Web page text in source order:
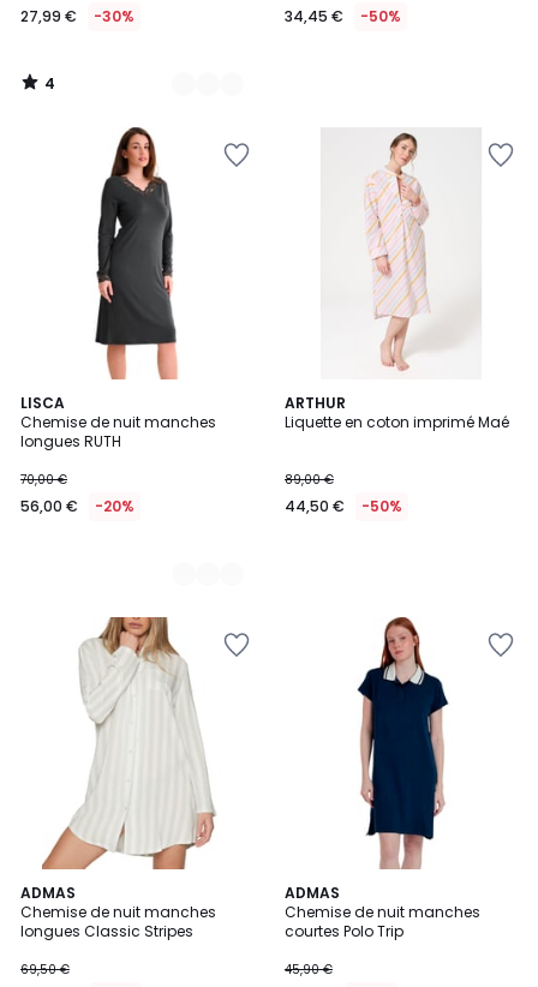
27,99 € -30%
4
/
34,45 € -50%
LISCA
Chemise de nuit manches
longues RUTH
70,00 €
56,00 € -20%
2
Couleurs
ARTHUR
Liquette en coton imprimé Maé
89,00 €
44,50 € -50%
ADMAS
Chemise de nuit manches
longues Classic Stripes
69,50 €
ADMAS
Chemise de nuit manches
courtes Polo Trip
45,90 €